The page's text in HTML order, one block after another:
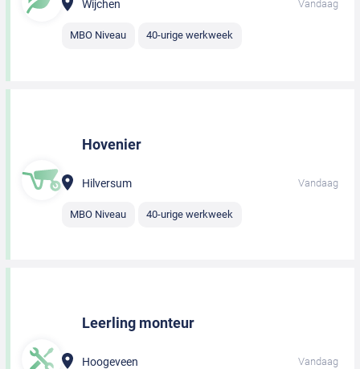
Wijchen Vandaag
MBO Niveau 40-urige werkweek
Hovenier
Hilversum Vandaag
MBO Niveau 40-urige werkweek
Leerling monteur
Hoogeveen Vandaag